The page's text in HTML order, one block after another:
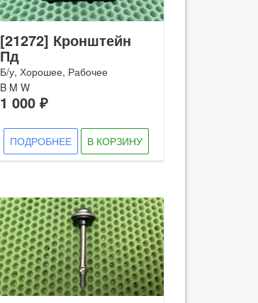
[21272] Кронштейн
Пд
Б/у, Хорошее, Рабочее
B M W
1 000 ₽
ПОДРОБНЕЕ В КОРЗИНУ